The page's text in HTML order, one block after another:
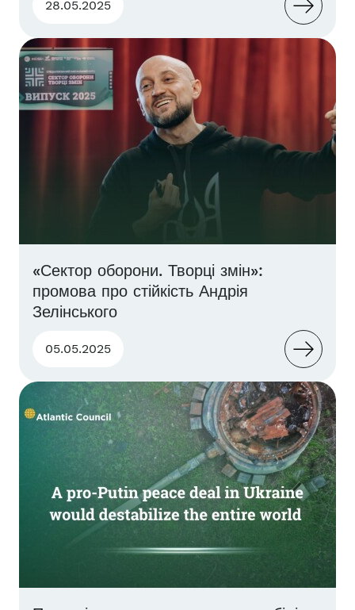
28.05.2025
«Сектор оборони. Творці змін»:
промова про стійкість Андрія
Зелінського
05.05.2025